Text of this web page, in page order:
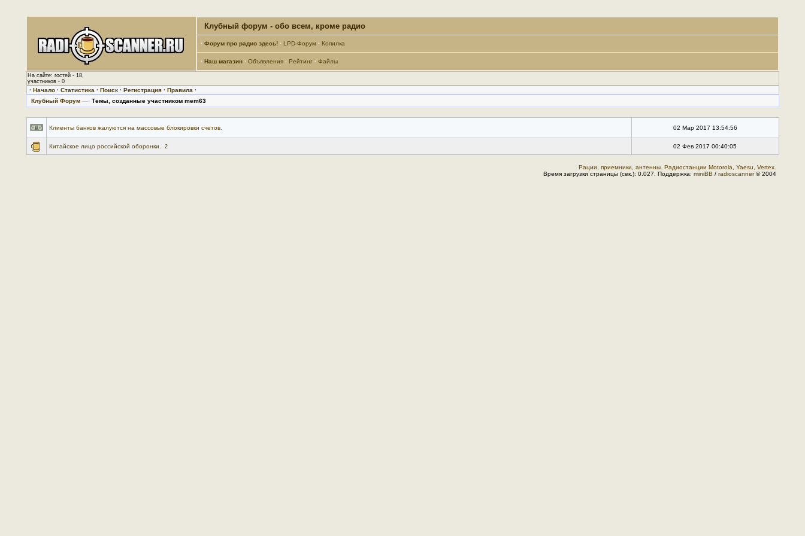
Клубный форум - обо всем, кроме радио
· Форум про радио здесь! · LPD-Форум · Копилка
· Наш магазин · Объявления · Рейтинг · Файлы
На сайте: гостей - 18,
участников - 0
· Начало· Статистика · Поиск· Регистрация· Правила ·
Клубный Форум —›Темы, созданные участником mem63
Клиенты банков жалуются на массовые блокировки счетов. 02 Мар 2017 13:54:56
Китайское лицо российской оборонки. 2 02 Фев 2017 00:40:05
Рации, приемники, антенны. Радиостанции Motorola, Yaesu, Vertex.
Время загрузки страницы (сек.): 0.027. Поддержка: miniBB / radioscanner© 2004